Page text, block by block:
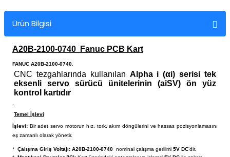
Yuvası
Kablo
Kablo
Kablo
Membranı
Ürün Bilgisi
A20B-2100-0740 Fanuc PCB Kart
FANUC A20B-2100-0740
CNC tezgahlarında kullanılan Alpha i (αi) serisi tek
eksenli servo sürücü ünitelerinin (aiSV) ön yüz
kontrol kartıdır
.
Temel İşlevi
İşlevi: Bir adet servo motorun hız, tork, akım döngülerini ve hassas pozisyonlamasını
eş zamanlı olarak yönetir.
* Çalışma Giriş Voltajı: A20B-2100-0740 nominal çalışma gerilimi 5V DC'dir.